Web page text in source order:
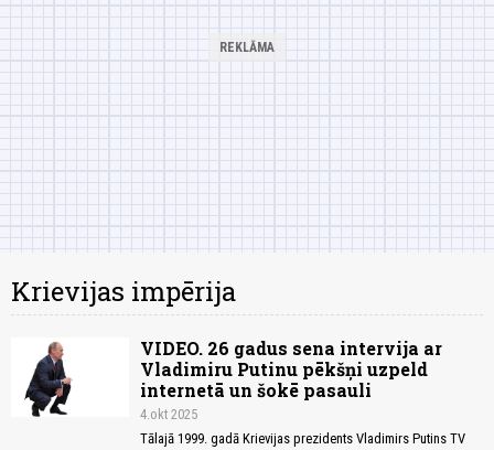
Krievijas impērija
VIDEO. 26 gadus sena intervija ar
Vladimiru Putinu pēkšņi uzpeld
internetā un šokē pasauli
4.okt 2025
Tālajā 1999. gadā Krievijas prezidents Vladimirs Putins TV